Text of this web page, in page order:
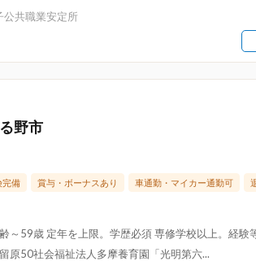
公共職業安定所
野市
完備 賞与・ボーナスあり 車通勤・マイカー通勤可
～59歳 定年を上限。学歴必須 専修学校以上。経験
原50社会福祉法人多摩養育園「光明第六...